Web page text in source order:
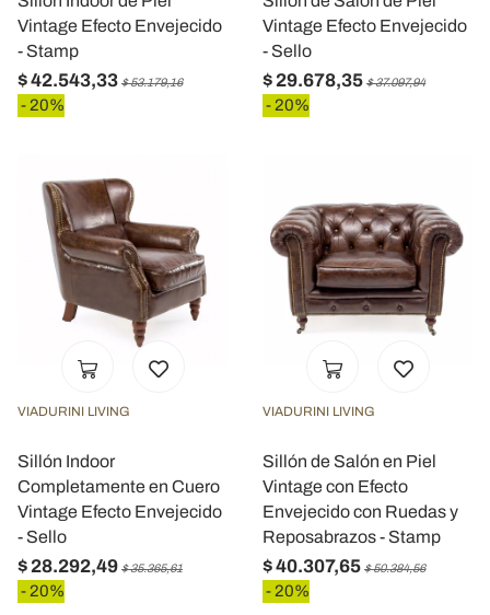
Vintage Efecto Envejecido
- Stamp
$ 42.543,33 $ 53.179,16
- 20%
Vintage Efecto Envejecido
- Sello
$ 29.678,35 $ 37.097,94
- 20%
VIADURINI LIVING
Sillón Indoor
Completamente en Cuero
Vintage Efecto Envejecido
- Sello
$ 28.292,49 $ 35.365,61
- 20%
VIADURINI LIVING
Sillón de Salón en Piel
Vintage con Efecto
Envejecido con Ruedas y
Reposabrazos - Stamp
$ 40.307,65 $ 50.384,56
- 20%